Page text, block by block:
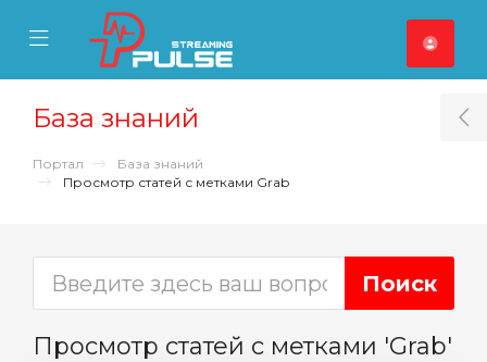
Mobile Menu
Mobile Menu
База знаний
Портал
База знаний
Просмотр статей с метками Grab
Просмотр статей с метками 'Grab'